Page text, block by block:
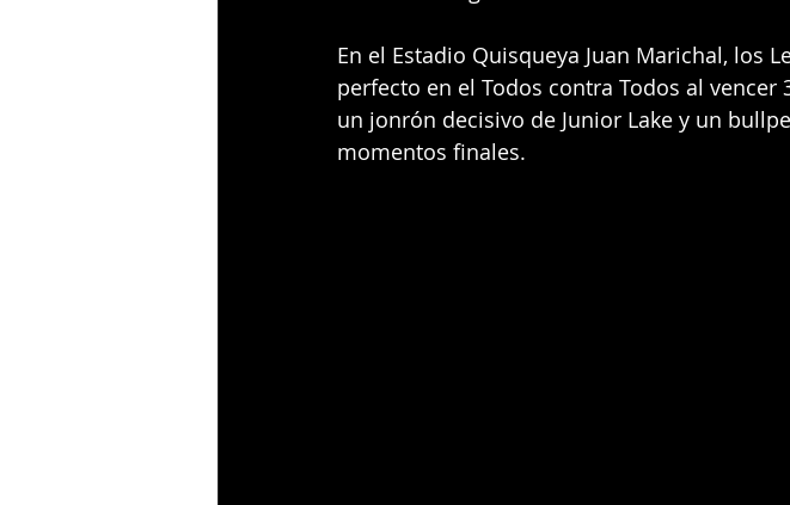
En el Estadio Quisqueya Juan Marichal, los
perfecto en el Todos contra Todos al vencer
un jonrón decisivo de Junior Lake y un
momentos finales.